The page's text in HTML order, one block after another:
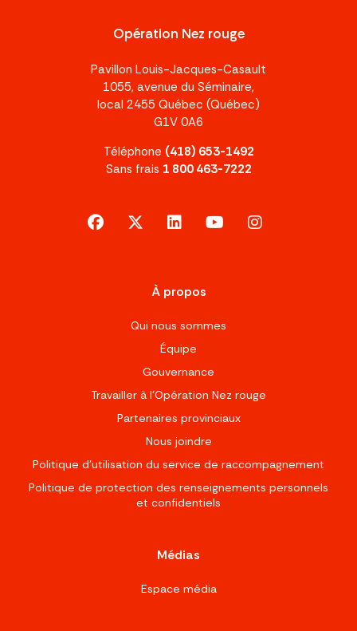
Opération Nez rouge
Pavillon Louis-Jacques-Casault
1055, avenue du Séminaire,
local 2455 Québec (Québec)
G1V 0A6
Téléphone (418) 653-1492
Sans frais 1 800 463-7222
facebookx-twitterlinkedinyoutubeinstagram
À propos
Qui nous sommes
Équipe
Gouvernance
Travailler à l’Opération Nez rouge
Partenaires provinciaux
Nous joindre
Politique d'utilisation du service de raccompagnement
Politique de protection des renseignements personnels
et confidentiels
Médias
Espace média